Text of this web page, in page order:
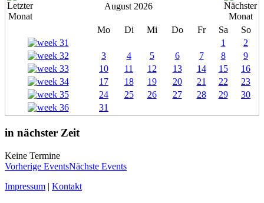
August 2026
Mo Di Mi Do Fr Sa
So
1
2
3
4 5 6 7 8
9
10
11 12 13 14 15
16
17
18 19 20 21 22
23
24
25 26 27 28 29
30
31
in nächster Zeit
Keine Termine
Vorherige EventsNächste Events
Impressum | Kontakt